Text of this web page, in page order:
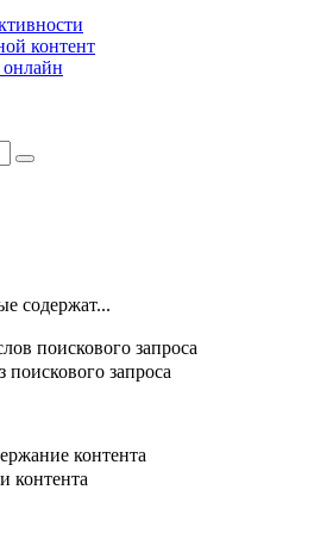
контент
онлайн
содержат...
поискового запроса
поискового запроса
контента
контента